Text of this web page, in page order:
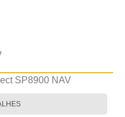
SP8900 NAV